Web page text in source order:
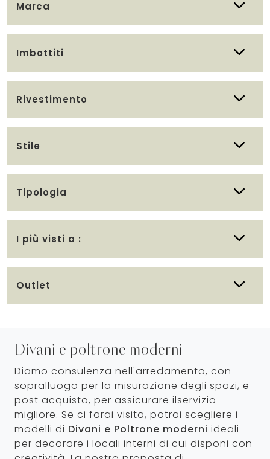
Marca
Imbottiti
Rivestimento
Stile
Tipologia
I più visti a :
Outlet
Divani e poltrone moderni
Diamo consulenza nell'arredamento, con
sopralluogo per la misurazione degli spazi, e
post acquisto, per assicurare ilservizio
migliore. Se ci farai visita, potrai scegliere i
modelli di Divani e Poltrone moderni ideali
per decorare i locali interni di cui disponi con